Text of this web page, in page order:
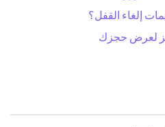
إلغاء القفل؟
لعرض حجزك